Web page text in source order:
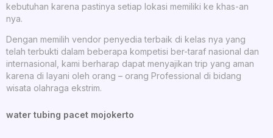
kebutuhan karena pastinya setiap lokasi memiliki ke khas-an
nya.
Dengan memilih vendor penyedia terbaik di kelas nya yang
telah terbukti dalam beberapa kompetisi ber-taraf nasional dan
internasional, kami berharap dapat menyajikan trip yang aman
karena di layani oleh orang – orang Professional di bidang
wisata olahraga ekstrim.
water tubing pacet mojokerto